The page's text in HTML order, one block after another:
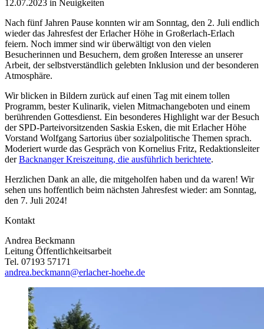
12.07.2023 in Neuigkeiten
Nach fünf Jahren Pause konnten wir am Sonntag, den 2. Juli endlich
wieder das Jahresfest der Erlacher Höhe in Großerlach-Erlach
feiern. Noch immer sind wir überwältigt von den vielen
Besucherinnen und Besuchern, dem großen Interesse an unserer
Arbeit, der selbstverständlich gelebten Inklusion und der besonderen
Atmosphäre.
Wir blicken in Bildern zurück auf einen Tag mit einem tollen
Programm, bester Kulinarik, vielen Mitmachangeboten und einem
berührenden Gottesdienst. Ein besonderes Highlight war der Besuch
der SPD-Parteivorsitzenden Saskia Esken, die mit Erlacher Höhe
Vorstand Wolfgang Sartorius über sozialpolitische Themen sprach.
Moderiert wurde das Gespräch von Kornelius Fritz, Redaktionsleiter
derBacknanger Kreiszeitung, die ausführlich berichtete.
Herzlichen Dank an alle, die mitgeholfen haben und da waren! Wir
sehen uns hoffentlich beim nächsten Jahresfest wieder: am Sonntag,
den 7. Juli 2024!
Kontakt
Andrea Beckmann
Leitung Öffentlichkeitsarbeit
Tel. 07193 57171
andrea.beckmann@erlacher-hoehe.de